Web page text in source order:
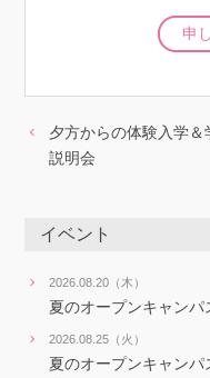
申
夕方からの体験入学＆
説明会
イベント
2026.08.20（木）
夏のオープンキャンパ
2026.08.25（火）
夏のオープンキャン